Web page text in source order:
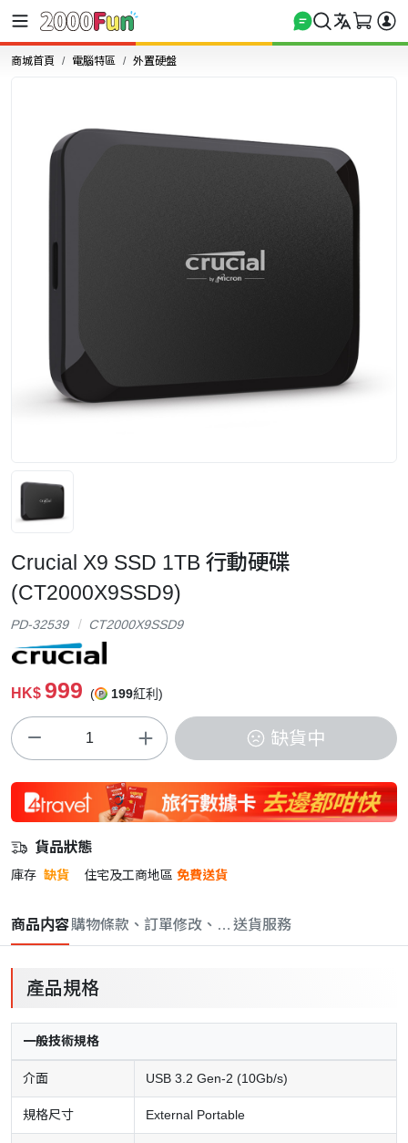
商城首頁 電腦特區 外置硬盤
Crucial X9 SSD 1TB 行動硬碟
(CT2000X9SSD9)
PD-32539 CT2000X9SSD9
HK$ 999 ( 199紅利)
缺貨中
貨品狀態
庫存 缺貨 住宅及工商地區 免費送貨
商品内容購物條款、訂單修改、取消與退款政策
送貨服務
產品規格
一般技術規格
介面 USB 3.2 Gen-2 (10Gb/s)
規格尺寸 External Portable